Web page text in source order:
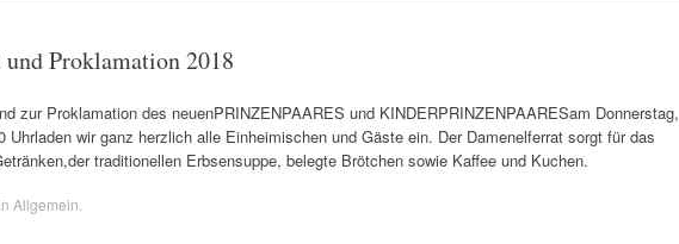
und Proklamation 2018
zur Proklamation des neuenPRINZENPAARES und KINDERPRINZENPAARESam Donnerstag,
Uhrladen wir ganz herzlich alle Einheimischen und Gäste ein. Der Damenelferrat sorgt für das
traditionellen Erbsensuppe, belegte Brötchen sowie Kaffee und Kuchen.
Allgemein